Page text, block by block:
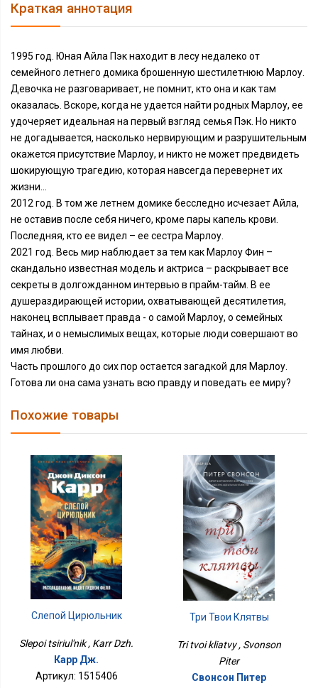
Краткая аннотация
1995 год. Юная Айла Пэк находит в лесу недалеко от
семейного летнего домика брошенную шестилетнюю Марлоу.
Девочка не разговаривает, не помнит, кто она и как там
оказалась. Вскоре, когда не удается найти родных Марлоу, ее
удочеряет идеальная на первый взгляд семья Пэк. Но никто
не догадывается, насколько нервирующим и разрушительным
окажется присутствие Марлоу, и никто не может предвидеть
шокирующую трагедию, которая навсегда перевернет их
жизни...
2012 год. В том же летнем домике бесследно исчезает Айла,
не оставив после себя ничего, кроме пары капель крови.
Последняя, кто ее видел – ее сестра Марлоу.
2021 год. Весь мир наблюдает за тем как Марлоу Фин –
скандально известная модель и актриса – раскрывает все
секреты в долгожданном интервью в прайм-тайм. В ее
душераздирающей истории, охватывающей десятилетия,
наконец всплывает правда - о самой Марлоу, о семейных
тайнах, и о немыслимых вещах, которые люди совершают во
имя любви.
Часть прошлого до сих пор остается загадкой для Марлоу.
Готова ли она сама узнать всю правду и поведать ее миру?
Похожие товары
Слепой Цирюльник
Slepoi tsiriul'nik , Karr Dzh.
Карр Дж.
Артикул: 1515406
Три Твои Клятвы
Tri tvoi kliatvy , Svonson
Piter
Свонсон Питер